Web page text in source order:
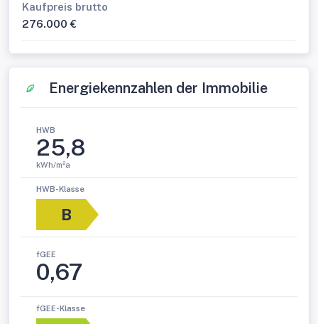
Kaufpreis brutto
276.000 €
Energiekennzahlen der Immobilie
HWB
25,8
kWh/m²a
HWB-Klasse
B
fGEE
0,67
fGEE-Klasse